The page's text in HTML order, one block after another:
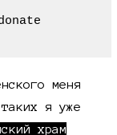
меня
я уже
храм